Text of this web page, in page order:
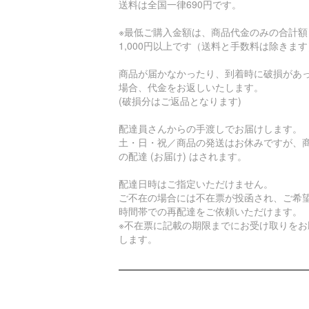
送料は全国一律690円です。
※最低ご購入金額は、商品代金のみの合計額
1,000円以上です（送料と手数料は除きます
商品が届かなかったり、到着時に破損があ
場合、代金をお返しいたします。
(破損分はご返品となります)
配達員さんからの手渡しでお届けします。
土・日・祝／商品の発送はお休みですが、
の配達 (お届け) はされます。
配達日時はご指定いただけません。
ご不在の場合には不在票が投函され、ご希
時間帯での再配達をご依頼いただけます。
※不在票に記載の期限までにお受け取りを
します。